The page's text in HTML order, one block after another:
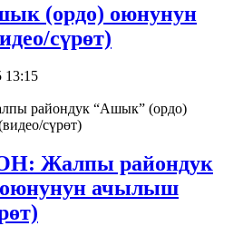
(ордо) оюнунун
сүрөт)
13:15
Жалпы райондук
ачылыш